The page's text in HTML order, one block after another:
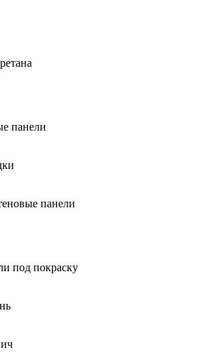
панели
панели
под покраску